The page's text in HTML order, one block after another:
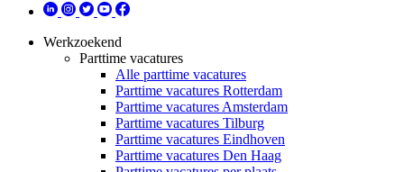
Werkzoekend
Parttime vacatures
Alle parttime vacatures
Parttime vacatures Rotterdam
Parttime vacatures Amsterdam
Parttime vacatures Tilburg
Parttime vacatures Eindhoven
Parttime vacatures Den Haag